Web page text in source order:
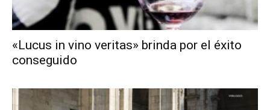
«Lucus in vino veritas» brinda por el éxito
conseguido